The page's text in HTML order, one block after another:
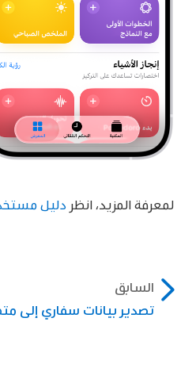
لمعرفة المزيد، انظر دليل
السابق
تصدير بيانات سفاري إلى